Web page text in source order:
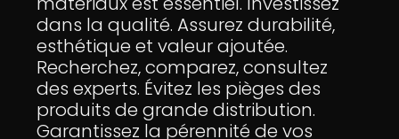
dans la qualité. Assurez durabilité,
esthétique et valeur ajoutée.
Recherchez, comparez, consultez
des experts. Évitez les pièges des
produits de grande distribution.
Garantissez la pérennité de vos